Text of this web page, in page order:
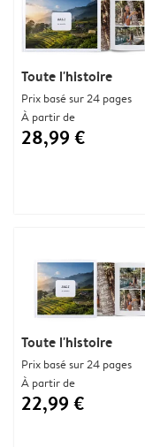
Toute l'histoire
Prix basé sur 24 pages
À partir de
28,99 €
Toute l'histoire
Prix basé sur 24 pages
À partir de
22,99 €